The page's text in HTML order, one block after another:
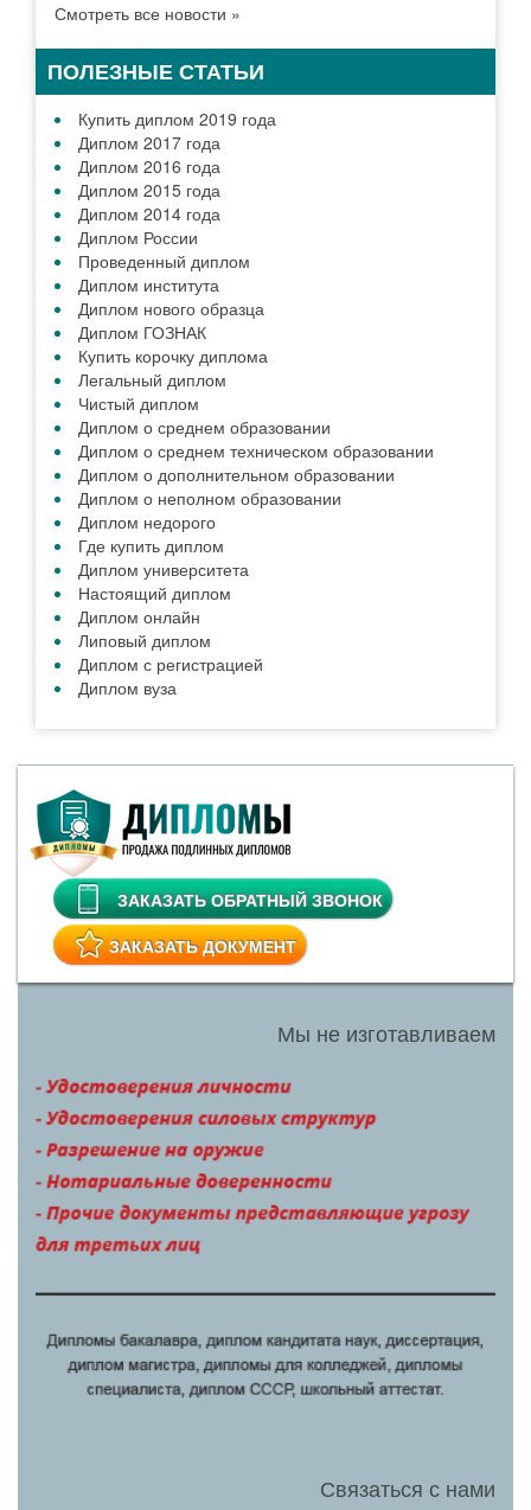
Смотреть все новости »
ПОЛЕЗНЫЕ СТАТЬИ
Купить диплом 2019 года
Диплом 2017 года
Диплом 2016 года
Диплом 2015 года
Диплом 2014 года
Диплом России
Проведенный диплом
Диплом института
Диплом нового образца
Диплом ГОЗНАК
Купить корочку диплома
Легальный диплом
Чистый диплом
Диплом о среднем образовании
Диплом о среднем техническом образовании
Диплом о дополнительном образовании
Диплом о неполном образовании
Диплом недорого
Где купить диплом
Диплом университета
Настоящий диплом
Диплом онлайн
Липовый диплом
Диплом с регистрацией
Диплом вуза
ЗАКАЗАТЬ ОБРАТНЫЙ ЗВОНОК
ЗАКАЗАТЬ ДОКУМЕНТ
Мы не изготавливаем
Связаться с нами